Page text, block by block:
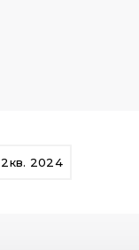
2024